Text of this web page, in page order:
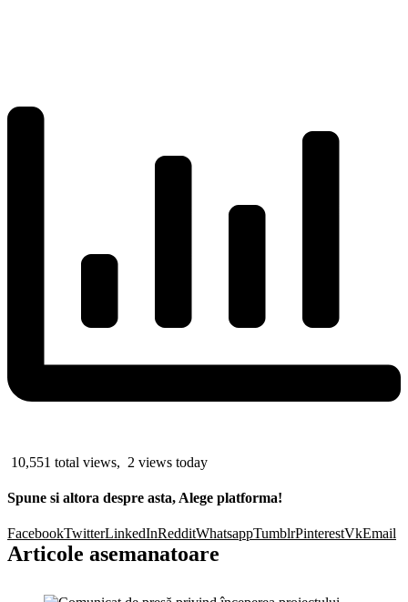
10,551 total views, 2 views today
Spune si altora despre asta, Alege platforma!
FacebookTwitterLinkedInRedditWhatsappTumblrPinterestVkEmail
Articole asemanatoare